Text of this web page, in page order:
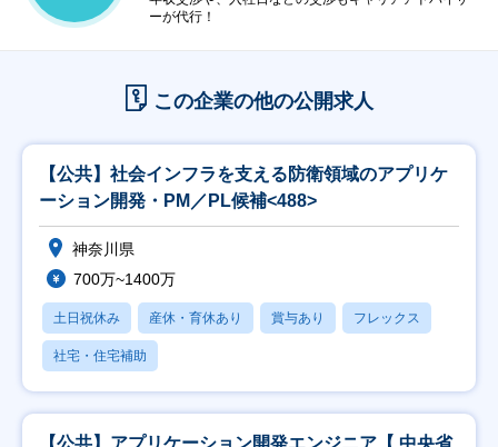
ーが代行！
この企業の他の公開求人
【公共】社会インフラを支える防衛領域のアプリケ
ーション開発・PM／PL候補<488>
神奈川県
700万~1400万
土日祝休み 産休・育休あり 賞与あり フレックス
社宅・住宅補助
【公共】アプリケーション開発エンジニア【 中央省